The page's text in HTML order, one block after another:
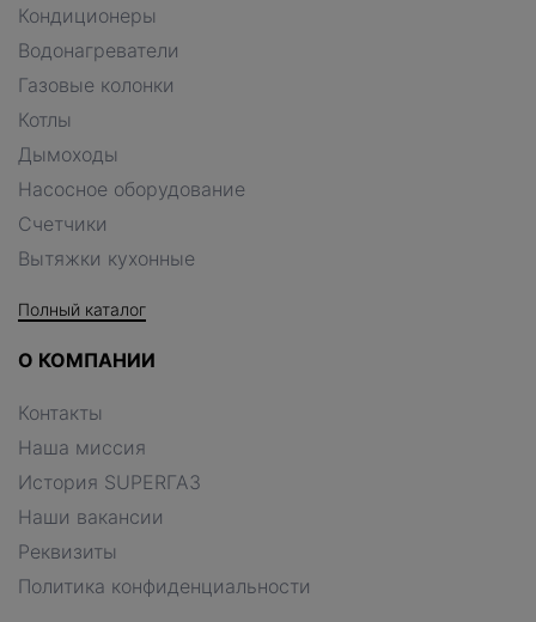
Кондиционеры
Водонагреватели
Газовые колонки
Котлы
Дымоходы
Насосное оборудование
Счетчики
Вытяжки кухонные
Полный каталог
О КОМПАНИИ
Контакты
Наша миссия
История SUPERГАЗ
Наши вакансии
Реквизиты
Политика конфиденциальности